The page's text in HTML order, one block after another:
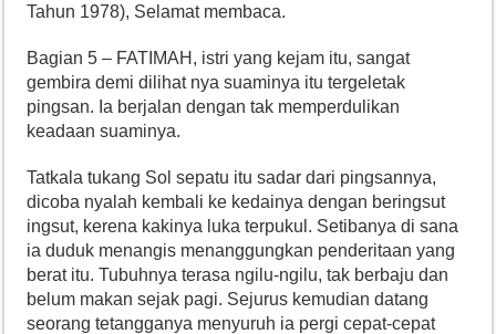
Tahun 1978), Selamat membaca.
Bagian 5 – FATIMAH, istri yang kejam itu, sangat
gembira demi dilihat nya suaminya itu tergeletak
pingsan. Ia berjalan dengan tak memperdulikan
keadaan suaminya.
Tatkala tukang Sol sepatu itu sadar dari pingsannya,
dicoba nyalah kembali ke kedainya dengan beringsut
ingsut, kerena kakinya luka terpukul. Setibanya di sana
ia duduk menangis menanggungkan penderitaan yang
berat itu. Tubuhnya terasa ngilu-ngilu, tak berbaju dan
belum makan sejak pagi. Sejurus kemudian datang
seorang tetangganya menyuruh ia pergi cepat-cepat